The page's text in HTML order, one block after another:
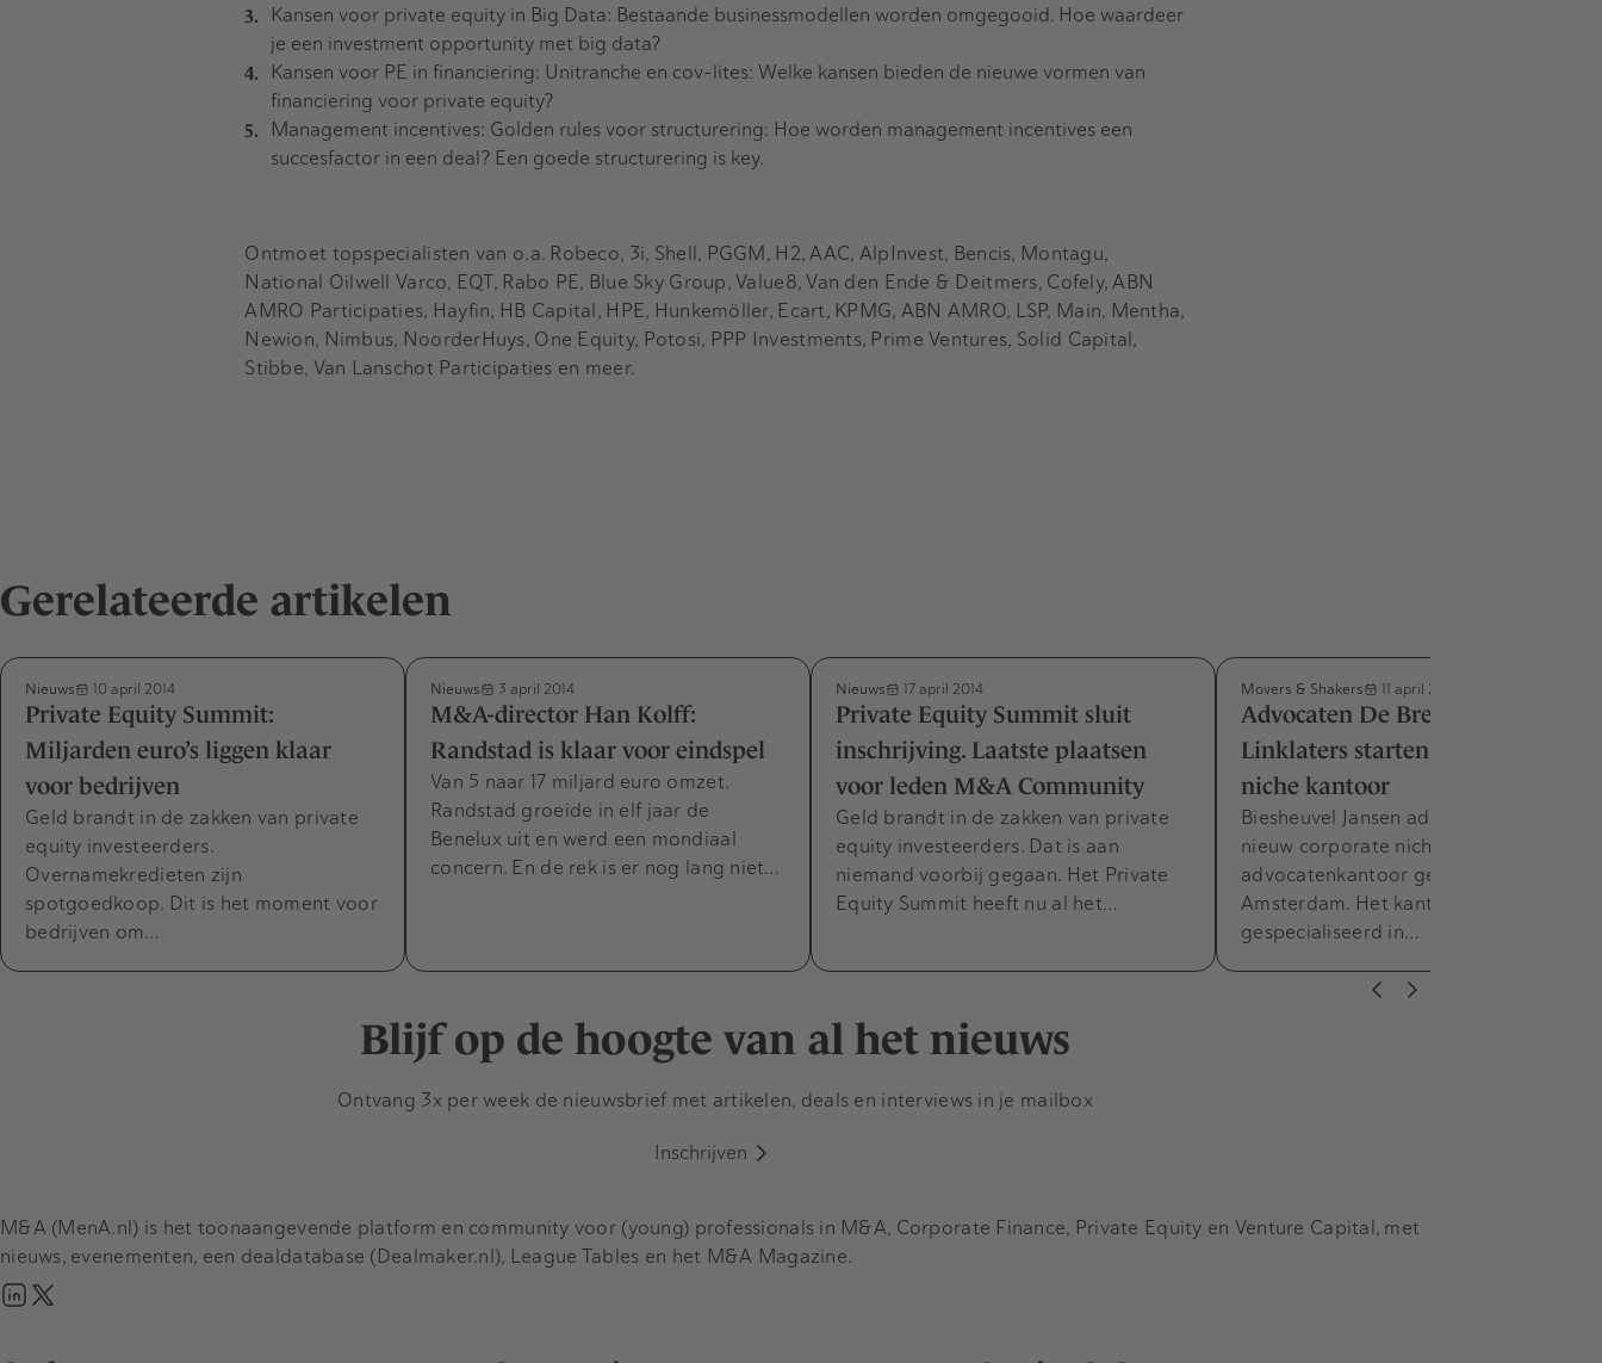
Kansen voor private equity in Big Data: Bestaande businessmodellen worden omgegooid. Hoe waardeer
je een investment opportunity met big data?
Kansen voor PE in financiering: Unitranche en cov-lites: Welke kansen bieden de nieuwe vormen van
financiering voor private equity?
Management incentives: Golden rules voor structurering: Hoe worden management incentives een
succesfactor in een deal? Een goede structurering is key.
Ontmoet topspecialisten van o.a. Robeco, 3i, Shell, PGGM, H2, AAC, AlpInvest, Bencis, Montagu,
National Oilwell Varco, EQT, Rabo PE, Blue Sky Group, Value8, Van den Ende & Deitmers, Cofely, ABN
AMRO Participaties, Hayfin, HB Capital, HPE, Hunkemöller, Ecart, KPMG, ABN AMRO, LSP, Main, Mentha,
Newion, Nimbus, NoorderHuys, One Equity, Potosi, PPP Investments, Prime Ventures, Solid Capital,
Stibbe, Van Lanschot Participaties en meer.
Gerelateerde artikelen
Nieuws 10 april 2014
Private Equity Summit:
Miljarden euro’s liggen klaar
voor bedrijven
Geld brandt in de zakken van private
equity investeerders.
Overnamekredieten zijn
spotgoedkoop. Dit is het moment voor
bedrijven om…
Nieuws 3 april 2014
M&A-director Han Kolff:
Randstad is klaar voor eindspel
Van 5 naar 17 miljard euro omzet.
Randstad groeide in elf jaar de
Benelux uit en werd een mondiaal
concern. En de rek is er nog lang niet…
Nieuws 17 april 2014
Private Equity Summit sluit
inschrijving. Laatste plaatsen
voor leden M&A Community
Geld brandt in de zakken van private
equity investeerders. Dat is aan
niemand voorbij gegaan. Het Private
Equity Summit heeft nu al het…
Movers & Shakers 11 april 2014
Advocaten De Breij, Stibbe en
Linklaters starten overname
niche kantoor
Biesheuvel Jansen advocaten is een
nieuw corporate niche
advocatenkantoor gevestigd in
Amsterdam. Het kantoor is
gespecialiseerd in…
Blijf op de hoogte van al het nieuws
Ontvang 3x per week de nieuwsbrief met artikelen, deals en interviews in je mailbox
Inschrijven
M&A (MenA.nl) is het toonaangevende platform en community voor (young) professionals in M&A, Corporate Finance, Private Equity en Venture Capital, met
nieuws, evenementen, een dealdatabase (Dealmaker.nl), League Tables en het M&A Magazine.